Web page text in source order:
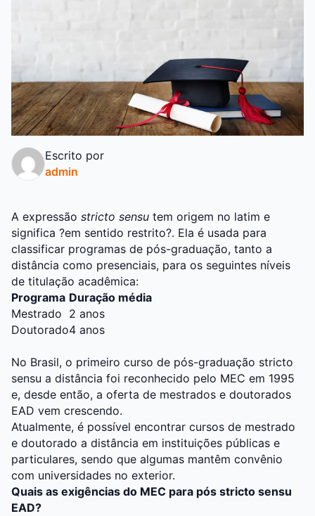
Escrito por
admin
A expressão stricto sensu tem origem no latim e
significa ?em sentido restrito?. Ela é usada para
classificar programas de pós-graduação, tanto a
distância como presenciais, para os seguintes níveis
de titulação acadêmica:
Programa Duração média
Mestrado 2 anos
Doutorado4 anos
No Brasil, o primeiro curso de pós-graduação stricto
sensu a distância foi reconhecido pelo MEC em 1995
e, desde então, a oferta de mestrados e doutorados
EAD vem crescendo.
Atualmente, é possível encontrar cursos de mestrado
e doutorado a distância em instituições públicas e
particulares, sendo que algumas mantêm convênio
com universidades no exterior.
Quais as exigências do MEC para pós stricto sensu
EAD?